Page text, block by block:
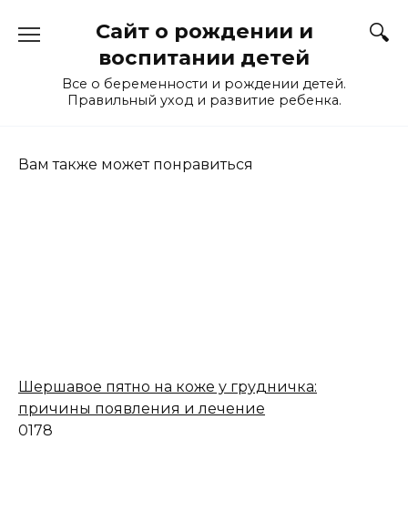
Сайт о рождении и
воспитании детей
Все о беременности и рождении детей.
Правильный уход и развитие ребенка.
Вам также может понравиться
Шершавое пятно на коже у грудничка:
причины появления и лечение
0178